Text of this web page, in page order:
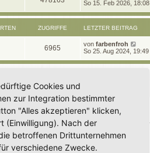
r
i
f
e
r
B
e
r
a
g
e
u
g
i
e
e
z
e
r
B
e
t
So 15. Feb 2026, 18:08
ZUGRIFFE LETZTER BEITRAG
6965
u
i
f
L
e
z
e
t
r
a
g
von farbenfroh
So 25. Aug 2024, 19:49
Cookies und
zur Integration bestimmter
"Alles akzeptieren" klicken,
(Einwilligung). Nach der
betroffenen Drittunternehmen
verschiedene Zwecke.